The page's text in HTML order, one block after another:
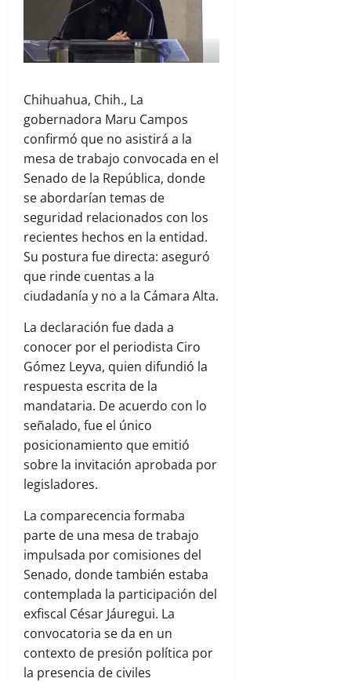
Chihuahua, Chih., La
gobernadora Maru Campos
confirmó que no asistirá a la
mesa de trabajo convocada en el
Senado de la República, donde
se abordarían temas de
seguridad relacionados con los
recientes hechos en la entidad.
Su postura fue directa: aseguró
que rinde cuentas a la
ciudadanía y no a la Cámara Alta.
La declaración fue dada a
conocer por el periodista Ciro
Gómez Leyva, quien difundió la
respuesta escrita de la
mandataria. De acuerdo con lo
señalado, fue el único
posicionamiento que emitió
sobre la invitación aprobada por
legisladores.
La comparecencia formaba
parte de una mesa de trabajo
impulsada por comisiones del
Senado, donde también estaba
contemplada la participación del
exfiscal César Jáuregui. La
convocatoria se da en un
contexto de presión política por
la presencia de civiles